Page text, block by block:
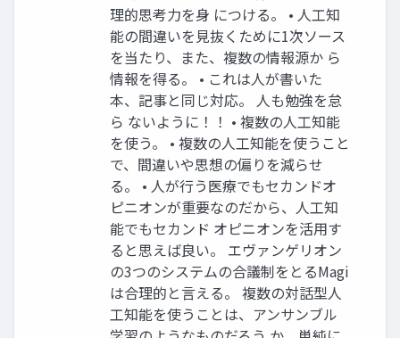
理的思考力を身 につける。 • 人工知
能の間違いを見抜くために1次ソース
を当たり、また、複数の情報源か ら
情報を得る。 • これは人が書いた
本、記事と同じ対応。 人も勉強を怠
ら ないように！！ • 複数の人工知能
を使う。 • 複数の人工知能を使うこと
で、間違いや思想の偏りを減らせ
る。 • 人が行う医療でもセカンドオ
ピニオンが重要なのだから、人工知
能でもセカンド オピニオンを活用す
ると思えば良い。 エヴァンゲリオン
の3つのシステムの合議制をとるMagi
は合理的と言える。 複数の対話型人
工知能を使うことは、アンサンブル